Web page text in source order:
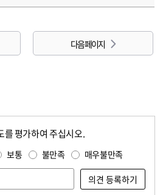
다음 페이지
를 평가하여 주십시오.
보통 불만족 매우불만족